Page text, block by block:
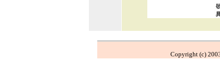
Copyright (c)